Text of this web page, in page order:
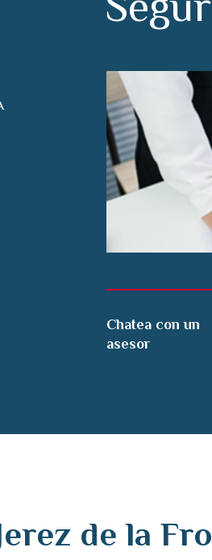
Chatea con un
asesor
de la